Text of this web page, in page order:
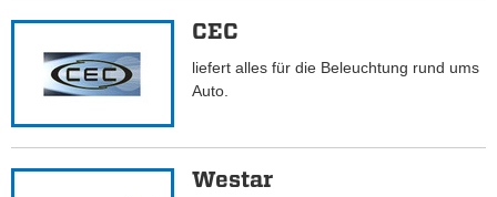
CEC
liefert alles für die Beleuchtung rund ums
Auto.
Westar